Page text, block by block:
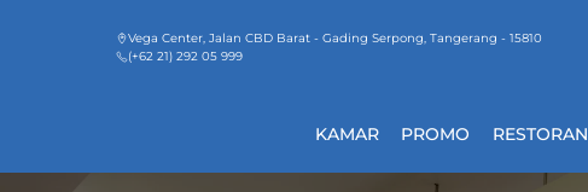
Vega Center, Jalan CBD Barat - Gading Serpong, Tangerang - 15810
(+62 21) 292 05 999
KAMAR PROMO RESTORAN